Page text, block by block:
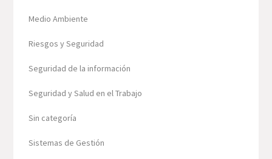
Medio Ambiente
Riesgos y Seguridad
Seguridad de la información
Seguridad y Salud en el Trabajo
Sin categoría
Sistemas de Gestión